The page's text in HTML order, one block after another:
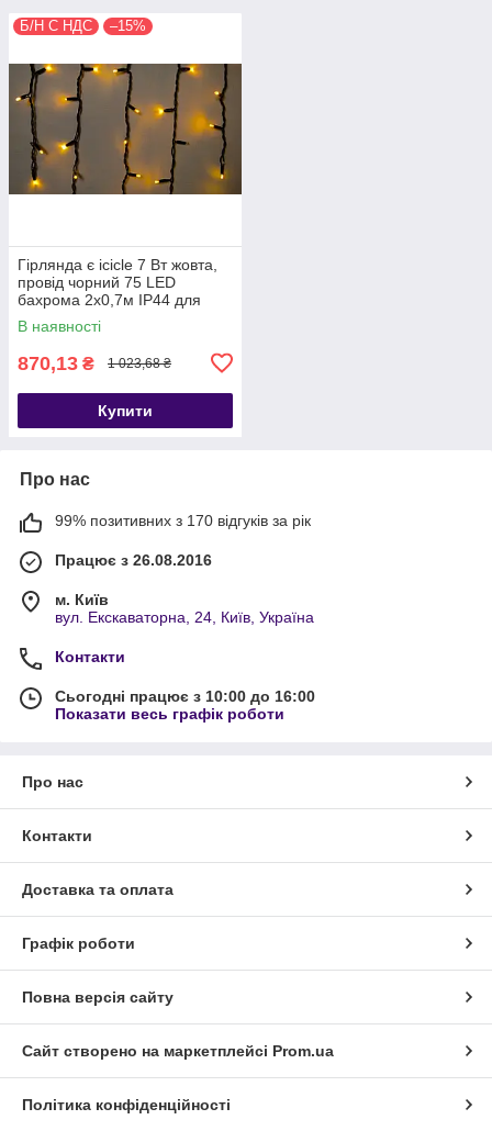
Б/Н С НДС –15%
Гірлянда є icicle 7 Вт жовта,
провід чорний 75 LED
бахрома 2x0,7м IP44 для
вулиці
В наявності
870,13 ₴ 1 023,68 ₴
Купити
Про нас
99% позитивних з 170 відгуків за рік
Працює з 26.08.2016
м. Київ
вул. Екскаваторна, 24, Київ, Україна
Контакти
Сьогодні працює з 10:00 до 16:00
Показати весь графік роботи
Про нас
Контакти
Доставка та оплата
Графік роботи
Повна версія сайту
Сайт створено на маркетплейсі Prom.ua
Політика конфіденційності